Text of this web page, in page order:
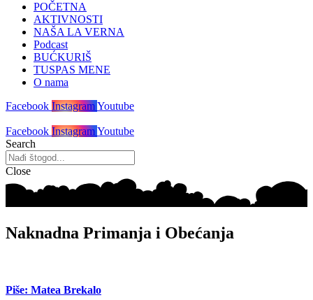
POČETNA
AKTIVNOSTI
NAŠA LA VERNA
Podcast
BUĆKURIŠ
TUSPAS MENE
O nama
Facebook InstagramYoutube
Facebook InstagramYoutube
Search
Close
Naknadna Primanja i Obećanja
Piše: Matea Brekalo